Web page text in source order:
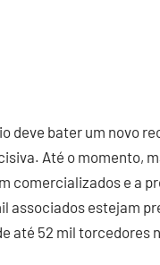
deve bater um novo
Até o momento,
comercializados e a
associados estejam
até 52 mil torcedores